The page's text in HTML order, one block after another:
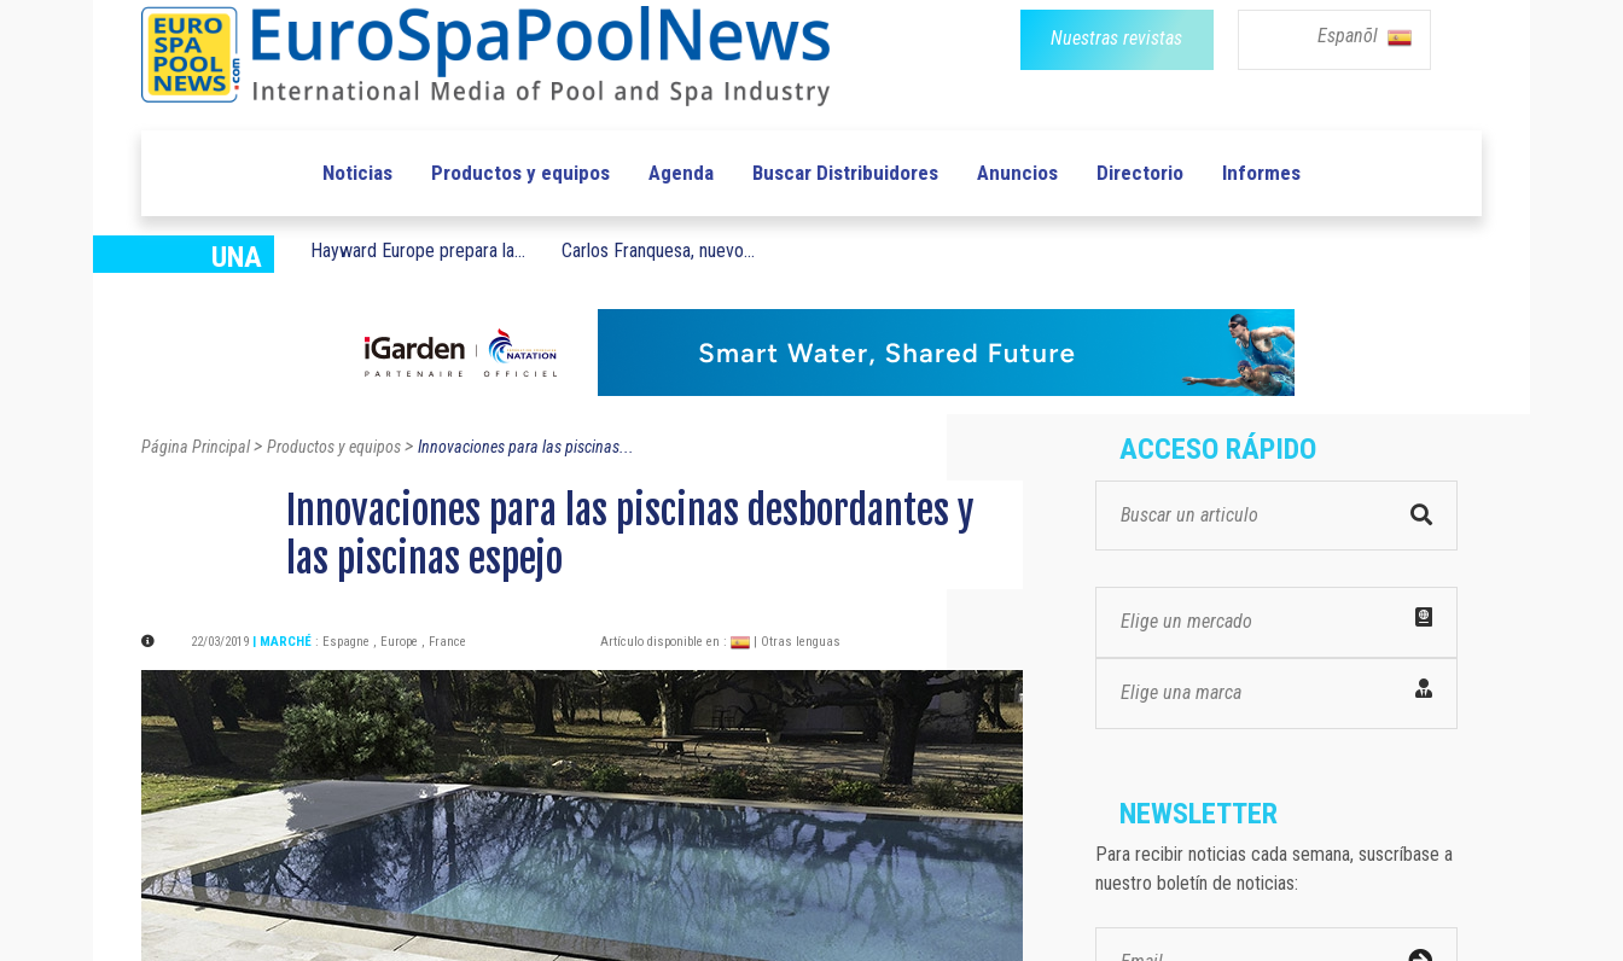
Nuestras revistas Espanõl
Noticias Productos y equipos Agenda Buscar Distribuidores Anuncios Directorio Informes
UNA Hayward Europe prepara la... Carlos Franquesa, nuevo...
Página Principal> Productos y equipos> Innovaciones para las piscinas...
Innovaciones para las piscinas desbordantes y
las piscinas espejo
22/03/2019 | MARCHÉ : Espagne , Europe , France Artículo disponible en : | Otras lenguas
ACCESO RÁPIDO
Elige un mercado
Elige una marca
NEWSLETTER
Para recibir noticias cada semana, suscríbase a
nuestro boletín de noticias: